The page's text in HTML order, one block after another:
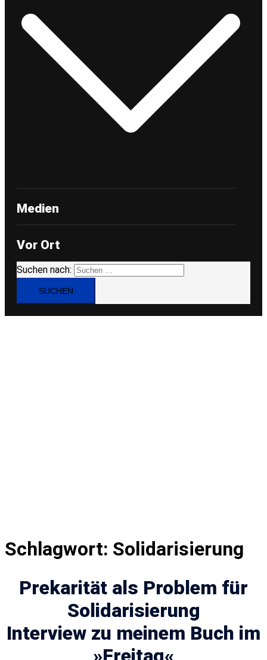
Medien
Vor Ort
Suchen nach:
Schlagwort: Solidarisierung
Prekarität als Problem für
Solidarisierung
Interview zu meinem Buch im